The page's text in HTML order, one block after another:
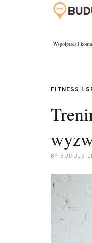
Współpraca i
FITNESS I
BY